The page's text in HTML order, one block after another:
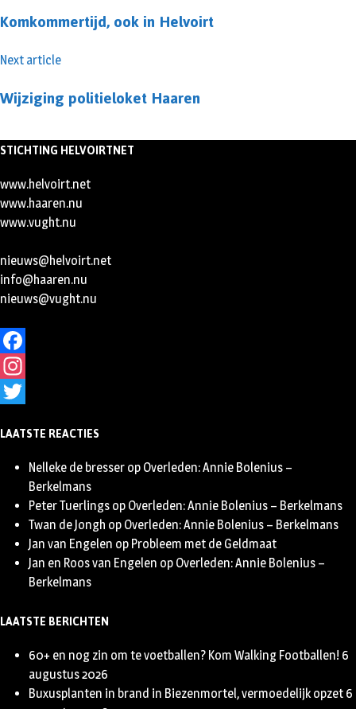
Komkommertijd, ook in Helvoirt
Next article
Wijziging politieloket Haaren
STICHTING HELVOIRTNET
www.helvoirt.net
www.haaren.nu
www.vught.nu
nieuws@helvoirt.net
info@haaren.nu
nieuws@vught.nu
Facebook
Instagram
LAATSTE REACTIES
Nelleke de bresser op Overleden: Annie Bolenius –
Berkelmans
Peter Tuerlings op Overleden: Annie Bolenius – Berkelmans
Twan de Jongh op Overleden: Annie Bolenius – Berkelmans
Jan van Engelen op Probleem met de Geldmaat
Jan en Roos van Engelen op Overleden: Annie Bolenius –
Berkelmans
LAATSTE BERICHTEN
60+ en nog zin om te voetballen? Kom Walking Footballen! 6
augustus 2026
Buxusplanten in brand in Biezenmortel, vermoedelijk opzet 6